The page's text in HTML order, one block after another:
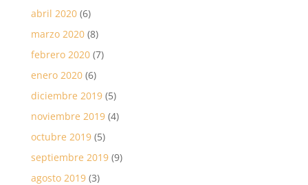
abril 2020(6)
marzo 2020(8)
febrero 2020(7)
enero 2020(6)
diciembre 2019(5)
noviembre 2019(4)
octubre 2019(5)
septiembre 2019(9)
agosto 2019(3)